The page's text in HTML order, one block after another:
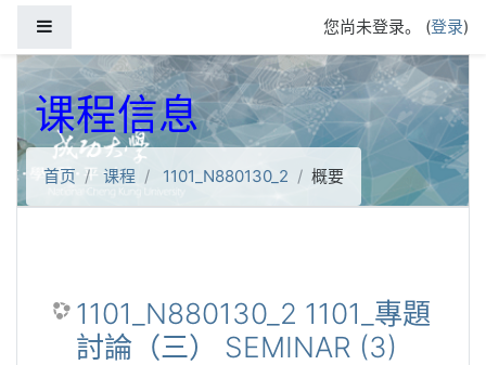
您尚未登录。 (登录)
课程信息
首页 课程 1101_N880130_2 概要
1101_N880130_2 1101_專題
討論（三） SEMINAR (3)